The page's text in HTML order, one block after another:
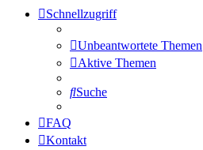
Schnellzugriff
Unbeantwortete Themen
Aktive Themen
Suche
FAQ
Kontakt